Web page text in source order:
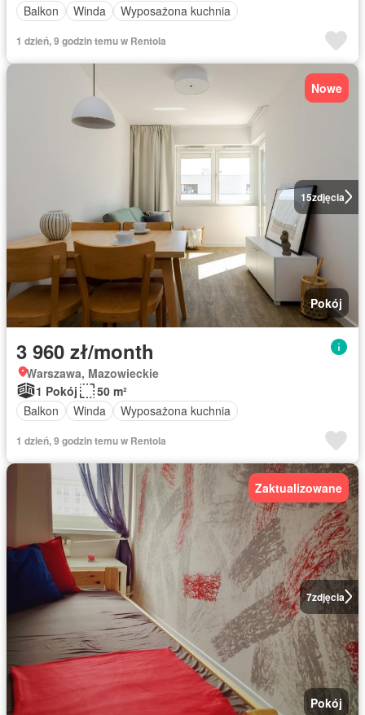
Balkon
Winda Wyposażona kuchnia
1 dzień, 9 godzin temu w Rentola
15zdjęcia
Nowe
Pokój
3 960 zł/month
Warszawa, Mazowieckie
1 Pokój
50 m²
Balkon
Winda Wyposażona kuchnia
1 dzień, 9 godzin temu w Rentola
7zdjęcia
Zaktualizowane
Pokój